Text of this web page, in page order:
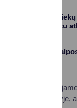
Alytaus regiono
rinkliavos ir kitais su
„Mano Alytus“
Papildomai
Druskininkų padalinyje,